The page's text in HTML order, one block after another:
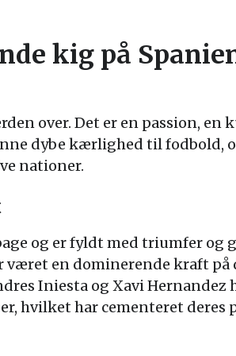
kig på
over. Det er en passion, en
dybe kærlighed til fodbold,
nationer.
og er fyldt med triumfer og
en dominerende kraft
Iniesta og Xavi Hernandez
hvilket har cementeret deres